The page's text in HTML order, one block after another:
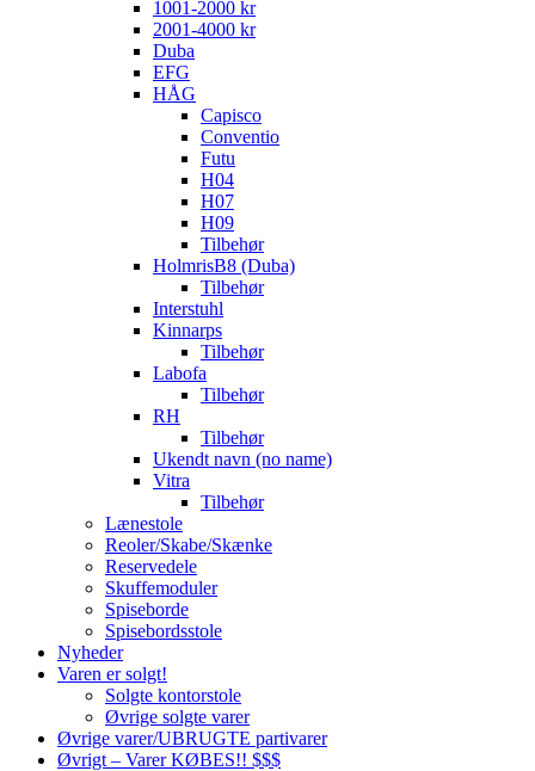
1001-2000 kr
2001-4000 kr
Duba
EFG
HÅG
Capisco
Conventio
Futu
H04
H07
H09
Tilbehør
HolmrisB8 (Duba)
Tilbehør
Interstuhl
Kinnarps
Tilbehør
Labofa
Tilbehør
RH
Tilbehør
Ukendt navn (no name)
Vitra
Tilbehør
Lænestole
Reoler/Skabe/Skænke
Reservedele
Skuffemoduler
Spiseborde
Spisebordsstole
Nyheder
Varen er solgt!
Solgte kontorstole
Øvrige solgte varer
Øvrige varer/UBRUGTE partivarer
Øvrigt – Varer KØBES!! $$$